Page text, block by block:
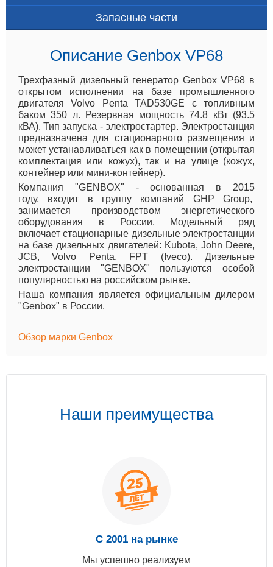
Запасные части
Описание Genbox VP68
Трехфазный дизельный генератор Genbox VP68 в
открытом исполнении на базе промышленного
двигателя Volvo Penta TAD530GE с топливным
баком 350 л. Резервная мощность 74.8 кВт (93.5
кВА). Тип запуска - электростартер. Электростанция
предназначена для стационарного размещения и
может устанавливаться как в помещении (открытая
комплектация или кожух), так и на улице (кожух,
контейнер или мини-контейнер).
Компания "GENBOX" - основанная в 2015
году, входит в группу компаний GHP Group,
занимается производством энергетического
оборудования в России. Модельный ряд
включает стационарные дизельные электростанции
на базе дизельных двигателей: Kubota, John Deere,
JCB, Volvo Penta, FPT (Iveco). Дизельные
электростанции "GENBOX" пользуются особой
популярностью на российском рынке.
Наша компания является официальным дилером
"Genbox" в России.
Обзор марки Genbox
Наши преимущества
С 2001 на рынке
Мы успешно реализуем